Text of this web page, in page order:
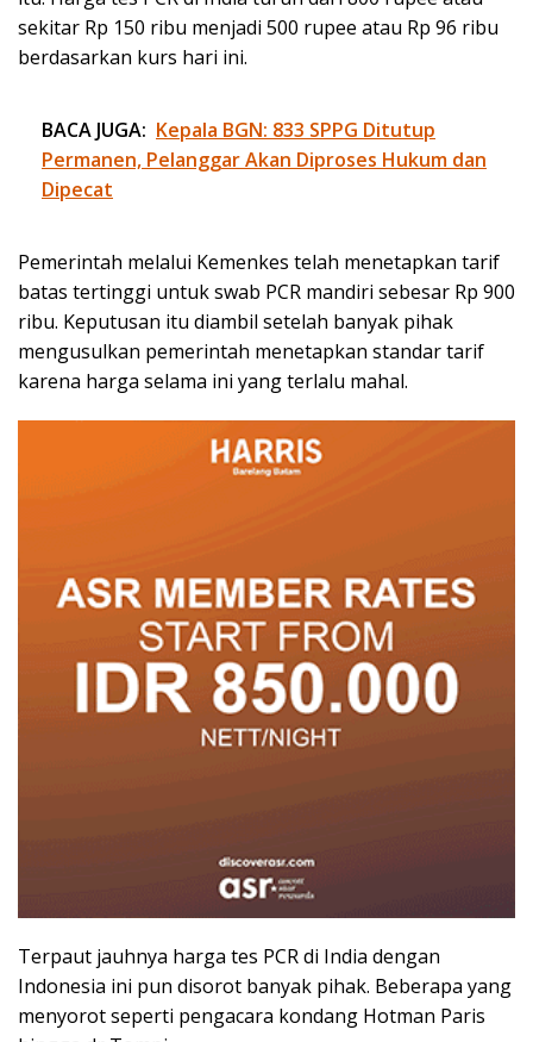
sekitar Rp 150 ribu menjadi 500 rupee atau Rp 96 ribu
berdasarkan kurs hari ini.
BACA JUGA: Kepala BGN: 833 SPPG Ditutup
Permanen, Pelanggar Akan Diproses Hukum dan
Dipecat
Pemerintah melalui Kemenkes telah menetapkan tarif
batas tertinggi untuk swab PCR mandiri sebesar Rp 900
ribu. Keputusan itu diambil setelah banyak pihak
mengusulkan pemerintah menetapkan standar tarif
karena harga selama ini yang terlalu mahal.
Terpaut jauhnya harga tes PCR di India dengan
Indonesia ini pun disorot banyak pihak. Beberapa yang
menyorot seperti pengacara kondang Hotman Paris